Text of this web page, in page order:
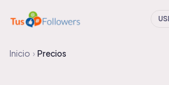
Inicio › Precios